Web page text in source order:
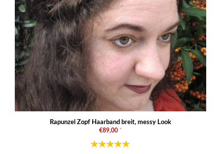
Rapunzel Zopf Haarband breit, messy Look
€89,00 *